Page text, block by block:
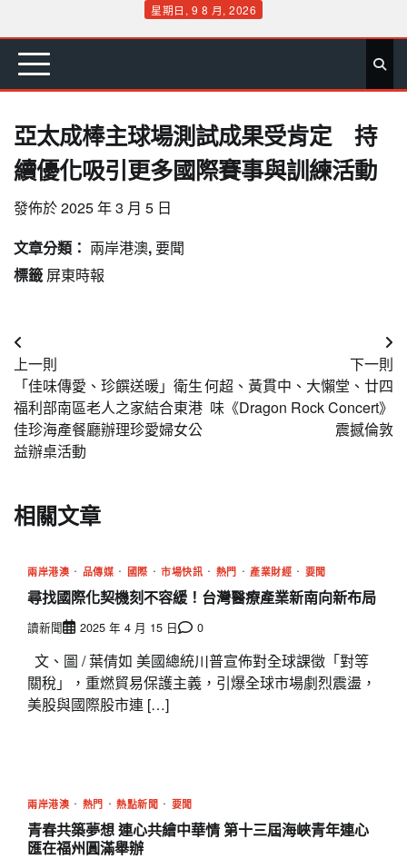
content
星期日, 9 8 月, 2026
首 要 娛 生 社 文 公 運 旅 政 地 專
亞太成棒主球場測試成果受肯定 持
續優化吸引更多國際賽事與訓練活動
發佈於2025 年 3 月 5 日
文章分類： 兩岸港澳,要聞
標籤 屏東時報
文
章
導
覽
上一則
「佳味傳愛、珍饌送暖」衛生
福利部南區老人之家結合東港
佳珍海產餐廳辦理珍愛婦女公
益辦桌活動
下一則
何超、黃貫中、大懶堂、廿四
味《Dragon Rock Concert》
震撼倫敦
相關文章
兩岸港澳 品傳媒 國際 市場快訊 熱門 產業財經 要聞
尋找國際化契機刻不容緩！台灣醫療產業新南向新布局
讀新聞 2025 年 4 月 15 日 0
文、圖 / 葉倩如 美國總統川普宣佈對全球課徵「對等
關稅」，重燃貿易保護主義，引爆全球市場劇烈震盪，
美股與國際股市連 […]
兩岸港澳 熱門 熱點新聞 要聞
青春共築夢想 連心共繪中華情 第十三屆海峽青年連心
匯在福州圓滿舉辦